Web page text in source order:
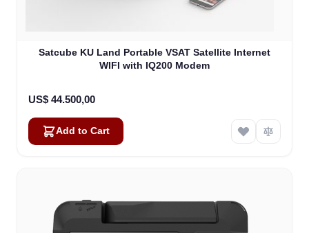
Satcube KU Land Portable VSAT Satellite Internet
WIFI with IQ200 Modem
US$ 44.500,00
Add to Cart